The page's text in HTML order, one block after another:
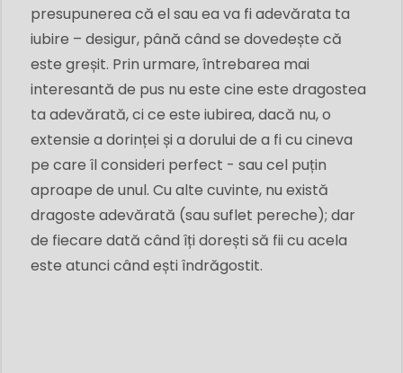
presupunerea că el sau ea va fi adevărata ta
iubire – desigur, până când se dovedește că
este greșit. Prin urmare, întrebarea mai
interesantă de pus nu este cine este dragostea
ta adevărată, ci ce este iubirea, dacă nu, o
extensie a dorinței și a dorului de a fi cu cineva
pe care îl consideri perfect - sau cel puțin
aproape de unul. Cu alte cuvinte, nu există
dragoste adevărată (sau suflet pereche); dar
de fiecare dată când îți dorești să fii cu acela
este atunci când ești îndrăgostit.